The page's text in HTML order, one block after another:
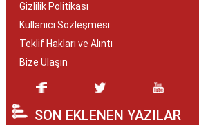
Gizlilik Politikası
Kullanıcı Sözleşmesi
Teklif Hakları ve Alıntı
Bize Ulaşın
SON EKLENEN YAZILAR